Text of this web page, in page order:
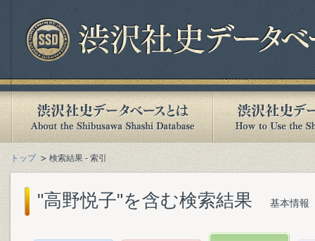
トップ 検索結果 - 索引
"高野悦子"を含む検索結果 基本情報